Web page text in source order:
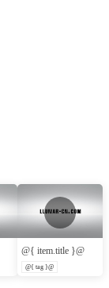
@{ item.title }@
@{ tag }@